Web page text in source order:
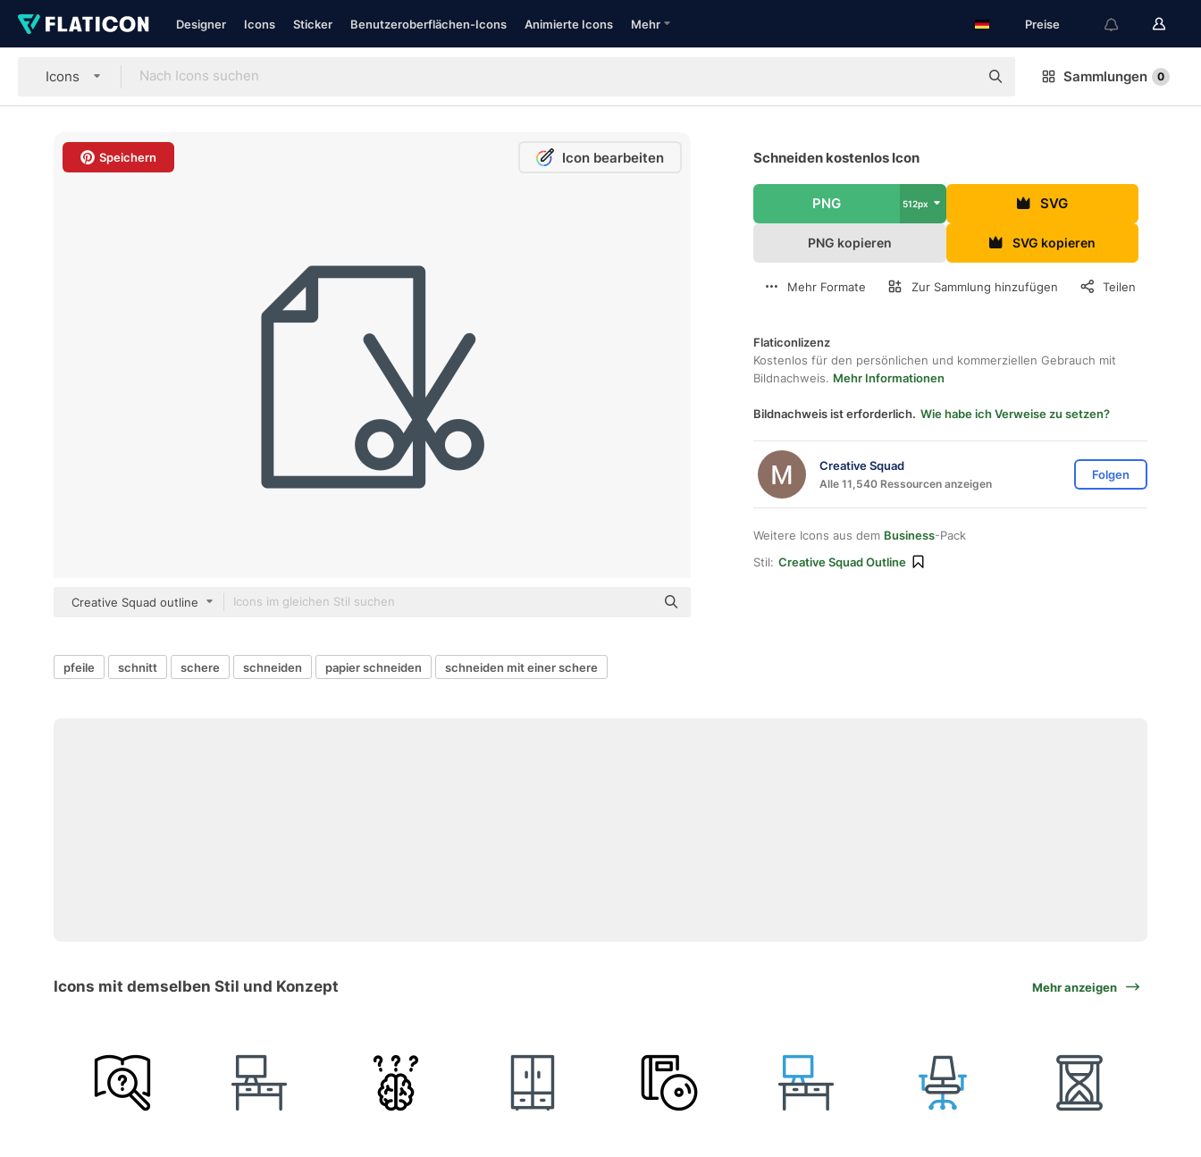
Designer Icons Sticker Benutzeroberflächen-Icons Animierte Icons Mehr Preise
Icons Sammlungen 0
Speichern Icon bearbeiten
Creative Squad outline
Schneiden kostenlos Icon
PNG 512px SVG
PNG kopieren SVG kopieren
Mehr Formate Zur Sammlung hinzufügen Teilen
Flaticonlizenz
Kostenlos für den persönlichen und kommerziellen Gebrauch mit
Bildnachweis. Mehr Informationen
Bildnachweis ist erforderlich. Wie habe ich Verweise zu setzen?
Creative Squad
Alle 11,540 Ressourcen anzeigen
Folgen
Weitere Icons aus dem Business-Pack
Stil: Creative Squad Outline
pfeile schnitt schere schneiden papier schneiden schneiden mit einer schere
Icons mit demselben Stil und Konzept Mehr anzeigen